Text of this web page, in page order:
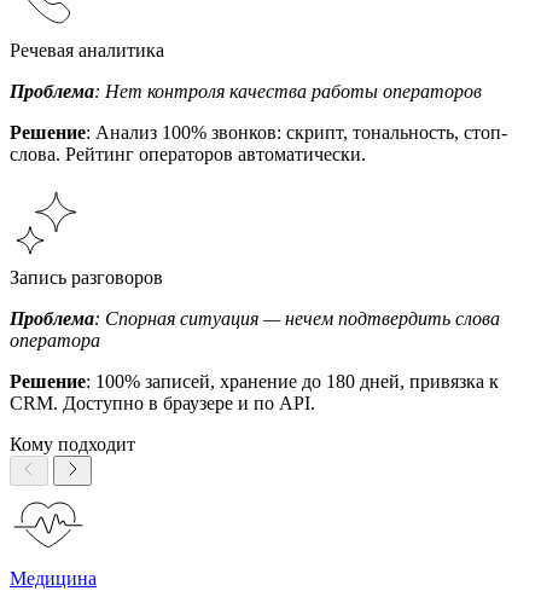
Речевая аналитика
Проблема: Нет контроля качества работы операторов
Решение: Анализ 100% звонков: скрипт, тональность, стоп-
слова. Рейтинг операторов автоматически.
Запись разговоров
Проблема: Спорная ситуация — нечем подтвердить слова
оператора
Решение: 100% записей, хранение до 180 дней, привязка к
CRM. Доступно в браузере и по API.
Кому подходит
Медицина